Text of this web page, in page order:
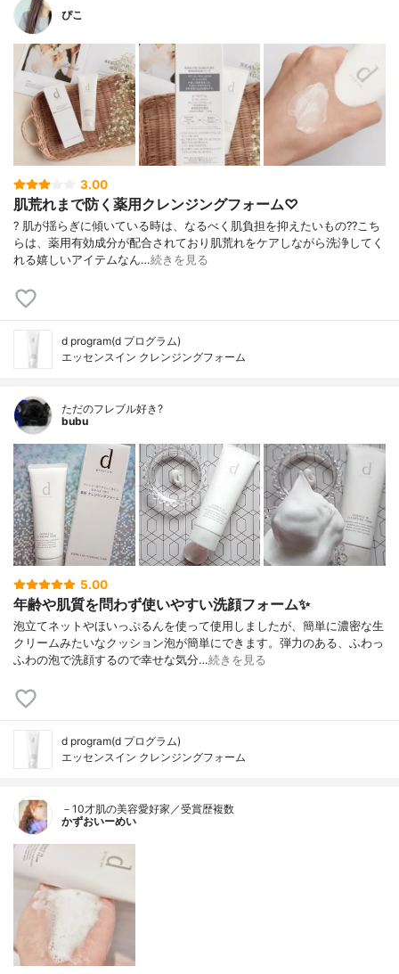
ぴこ
3.00
肌荒れまで防く薬用クレンジングフォーム♡
? 肌が揺らぎに傾いている時は、なるべく肌負担を抑えたいもの?? こち
らは、薬用有効成分が配合されており肌荒れをケアしながら洗浄してく
れる嬉しいアイテムなん…続きを見る
d program(d プログラム)
エッセンスイン クレンジングフォーム
ただのフレブル好き?
bubu
5.00
年齢や肌質を問わず使いやすい洗顔フォーム✨
泡立てネットやほいっぷるんを使って使用しましたが、簡単に濃密な生
クリームみたいなクッション泡が簡単にできます。弾力のある、ふわっ
ふわの泡で洗顔するので幸せな気分…続きを見る
d program(d プログラム)
エッセンスイン クレンジングフォーム
－10才肌の美容愛好家／受賞歴複数
かずおいーめい